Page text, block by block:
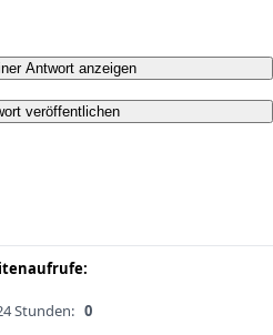
Antwort anzeigen
veröffentlichen
Stunden: 0